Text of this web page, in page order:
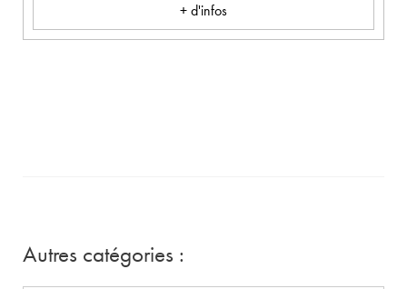
+ d'infos
Autres catégories :